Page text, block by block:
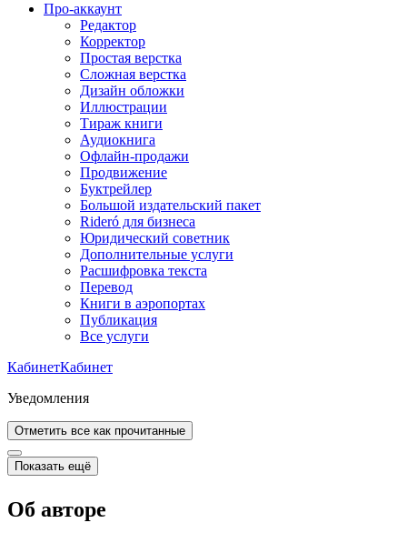
Про-аккаунт
Редактор
Корректор
Простая верстка
Сложная верстка
Дизайн обложки
Иллюстрации
Тираж книги
Аудиокнига
Офлайн-продажи
Продвижение
Буктрейлер
Большой издательский пакет
Rideró для бизнеса
Юридический советник
Дополнительные услуги
Расшифровка текста
Перевод
Книги в аэропортах
Публикация
Все услуги
КабинетКабинет
Уведомления
Отметить все как прочитанные
Показать ещё
Об авторе